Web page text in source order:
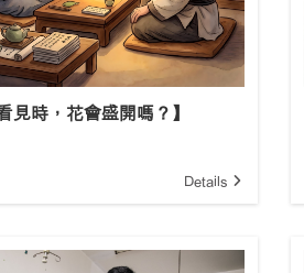
見時，花會盛開嗎？】
Details